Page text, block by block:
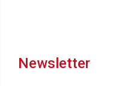
Newsletter